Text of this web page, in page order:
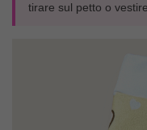
tirare sul petto o